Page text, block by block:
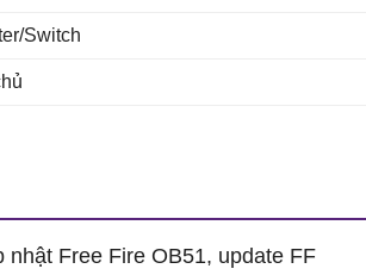
Switch
nhật Free Fire OB51, update FF